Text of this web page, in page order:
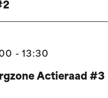
- 13:30
Actieraad #3